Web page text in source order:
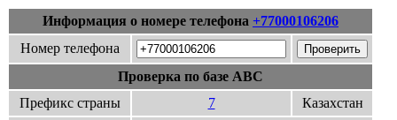
Информация о номере телефона +77000106206
Номер телефона
Проверка по базе ABC
Префикс страны
7
Казахстан